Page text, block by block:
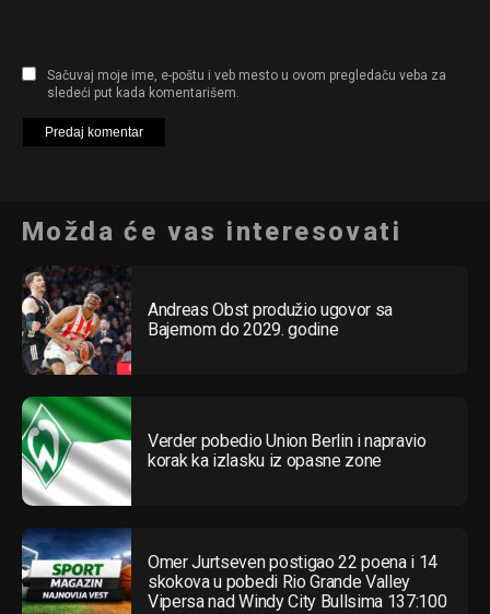
Sačuvaj moje ime, e-poštu i veb mesto u ovom pregledaču veba za
sledeći put kada komentarišem.
Možda će vas interesovati
Andreas Obst produžio ugovor sa
Bajernom do 2029. godine
Verder pobedio Union Berlin i napravio
korak ka izlasku iz opasne zone
Omer Jurtseven postigao 22 poena i 14
skokova u pobedi Rio Grande Valley
Vipersa nad Windy City Bullsima 137:100